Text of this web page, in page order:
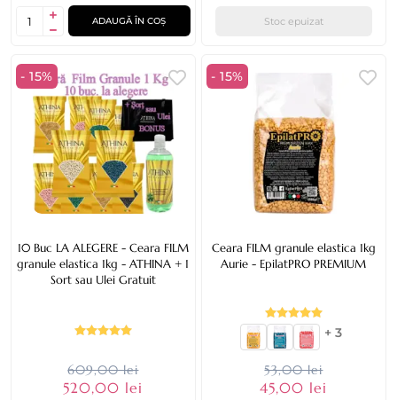
ADAUGĂ ÎN COȘ Stoc epuizat
- 15%
10 Buc LA ALEGERE - Ceara FILM
granule elastica 1kg - ATHINA + 1
Sort sau Ulei Gratuit
609,00 lei
520,00 lei
- 15%
Ceara FILM granule elastica 1kg
Aurie - EpilatPRO PREMIUM
+ 3
53,00 lei
45,00 lei